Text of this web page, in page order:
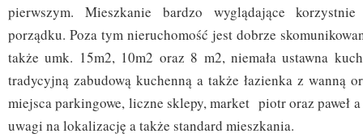
pierwszym. Mieszkanie bardzo wyglądające
porządku. Poza tym nieruchomość jest dobrze
także umk. 15m2, 10m2 oraz 8 m2, niemała ustawna
tradycyjną zabudową kuchenną a także łazienka z wanną
miejsca parkingowe, liczne sklepy, market piotr oraz paweł
uwagi na lokalizację a także standard mieszkania.